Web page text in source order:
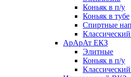
Коньяк в п/у
Коньяк в тубе
Спиртные
АрАрАт ЕКЗ
Элитные
Коньяк в п/у